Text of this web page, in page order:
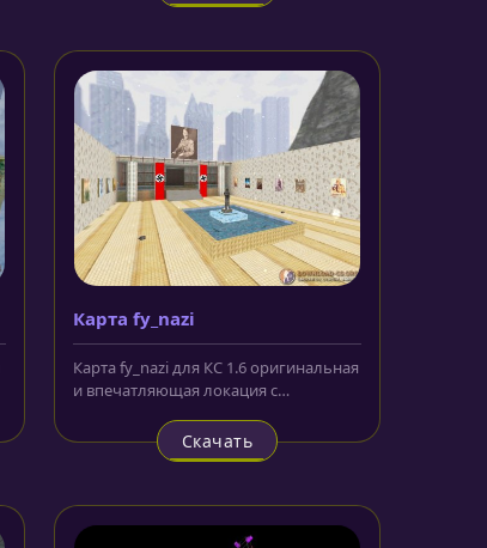
Карта fy_nazi
Карта fy_nazi для КС 1.6 оригинальная
и впечатляющая локация с
и...
Скачать